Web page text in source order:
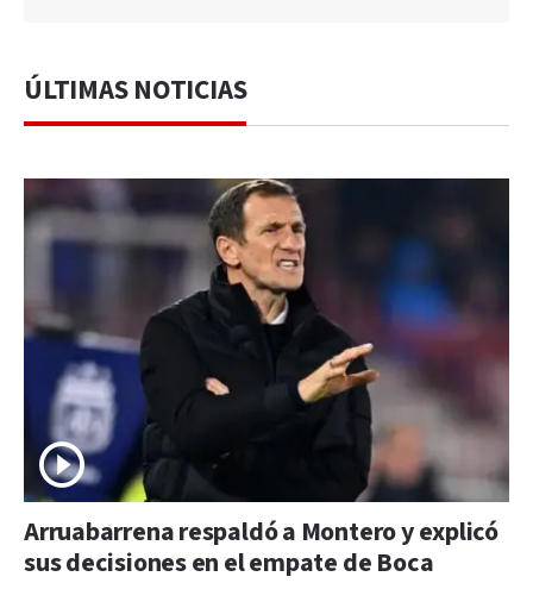
ÚLTIMAS NOTICIAS
Arruabarrena respaldó a Montero y explicó
sus decisiones en el empate de Boca